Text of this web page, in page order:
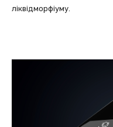
ліквідморфіуму.